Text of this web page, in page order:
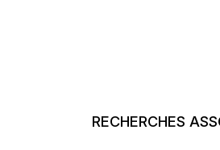
RECHERCHES